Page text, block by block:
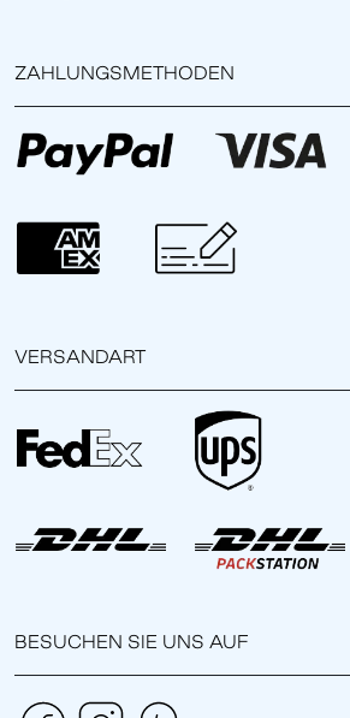
ZAHLUNGSMETHODEN
VERSANDART
BESUCHEN SIE UNS AUF